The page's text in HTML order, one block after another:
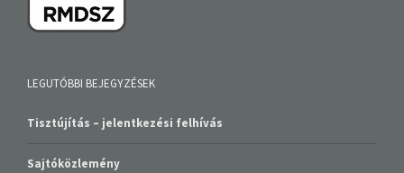
LEGUTÓBBI BEJEGYZÉSEK
Tisztújítás – jelentkezési felhívás
Sajtóközlemény